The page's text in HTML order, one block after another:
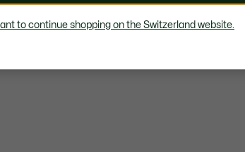
to continue shopping on the Switzerland website.